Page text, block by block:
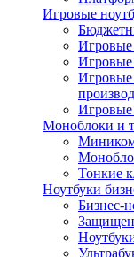
Игровые
Игровые
Игровые
Игровые
Игровые
Моноблоки и
Тонкие
Ноутбуки
Бизнес-